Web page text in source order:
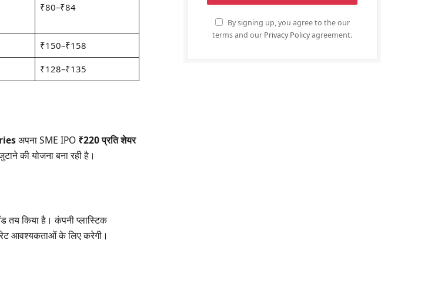
₹80–₹84
₹150–₹158
₹128–₹135
अपना SME IPO ₹220 प्रति शेयर
की योजना बना रही है।
तय किया है। कंपनी प्लास्टिक
आवश्यकताओं के लिए करेगी।
By signing up, you agree to the our
terms and our Privacy Policyagreement.